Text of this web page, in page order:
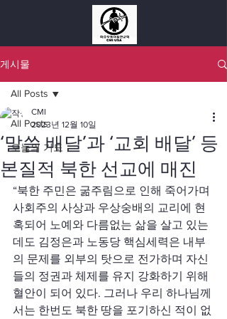
게시물
All Posts
오늘의 기도
All Posts
‘말씀 배달’과 ‘교회 배달’ 등
본질적 북한 선교에 매진
CMI
2023년 12월 10일
“북한 주민은 굶주림으로 인해 죽어가며
사회주의 사상과 우상숭배의 교리에 현
혹되어 노예와 다름없는 삶을 살고 있는
데도 김정은과 노동당 핵심세력은 내부
의 문제를 외부의 탓으로 전가하며 자신
들의 정권과 체제를 유지 강화하기 위해
혈안이 되어 있다. 그러나 우리 하나님께
서는 한번도 북한 땅을 포기하신 적이 없